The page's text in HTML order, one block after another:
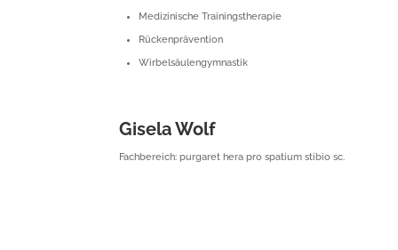
Medizinische Trainingstherapie
Rückenprävention
Wirbelsäulengymnastik
Gisela Wolf
Fachbereich: purgaret hera pro spatium stibio sc.